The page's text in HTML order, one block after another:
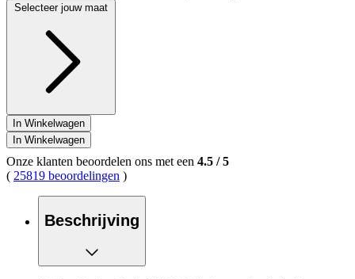
Selecteer jouw maat
In Winkelwagen
In Winkelwagen
Onze klanten beoordelen ons met een 4.5 /5
( 25819 beoordelingen )
Beschrijving